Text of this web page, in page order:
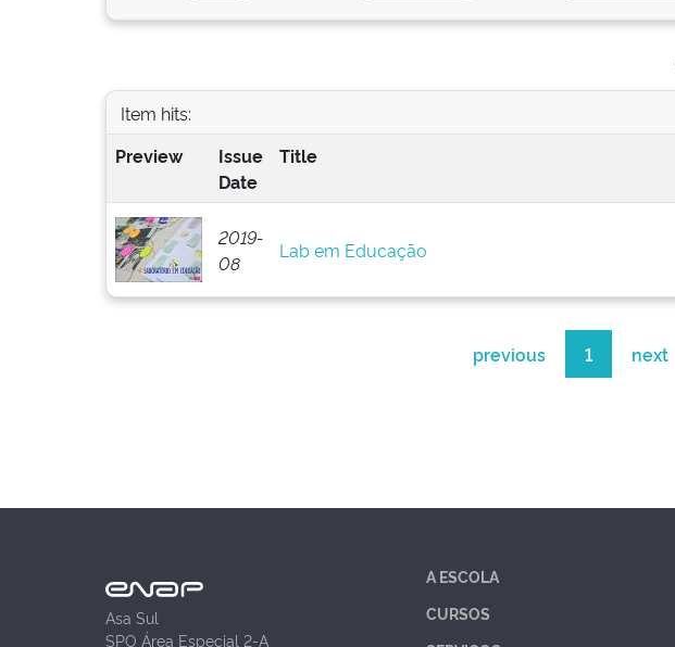
Item hits:
Preview
Issue
Date
Title
2019-
08
Lab em Educação
previous 1 next
Asa Sul
SPO Área Especial 2-A
A ESCOLA
CURSOS